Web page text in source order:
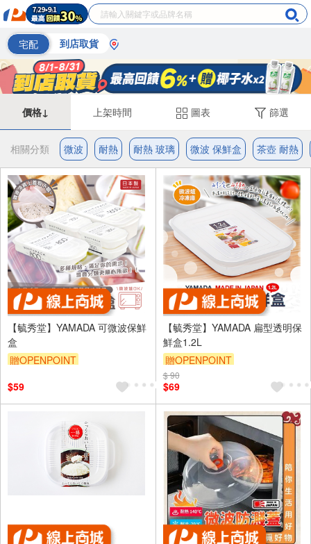
宅配 到店取貨
價格↓ 上架時間 圖表 篩選
相關分類 微波 耐熱 耐熱 玻璃 微波 保鮮盒 茶壺 耐熱
【毓秀堂】YAMADA 可微波保鮮
盒
贈OPENPOINT
$59
【毓秀堂】YAMADA 扁型透明保
鮮盒1.2L
贈OPENPOINT
$ 90
$69